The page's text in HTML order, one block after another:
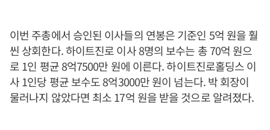
이번 주총에서 승인된 이사들의 연봉은 기준인 5억 원을 훨
씬 상회한다. 하이트진로 이사 8명의 보수는 총 70억 원으
로 1인 평균 8억7500만 원에 이른다. 하이트진로홀딩스 이
사 1인당 평균 보수도 8억3000만 원이 넘는다. 박 회장이
물러나지 않았다면 최소 17억 원을 받을 것으로 알려졌다.